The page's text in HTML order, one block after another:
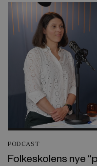
PODCAST
Folkeskolens nye